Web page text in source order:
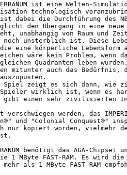
ist eine Welten-
technologisch
dabei die Durchführung des
den Übergang in eine
unabhängig von Raum und
noch unsterblich ist. Diese
eine körperliche Lebensform
wäre kein Problem, wenn
Quadranten leben
mitunter auch das
Spiel zeigt es sich dann, wie
Spieler wirklich ist, wenn es
gibt einen sehr zivilisierten
werden, das
und "Colonial Conquest®"
nur kopiert worden, vielmehr
benötigt das AGA-
1 MByte FAST-RAM. Es wird
als 1 MByte FAST-RAM